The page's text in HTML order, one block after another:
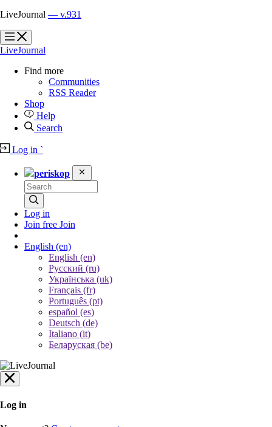
LiveJournal — v.931
?
?
LiveJournal
Find more
Communities
RSS Reader
Shop
Help
Search
Log in `
periskop
Log in
Join free Join
English (en)
English (en)
Русский (ru)
Українська (uk)
Français (fr)
Português (pt)
español (es)
Deutsch (de)
Italiano (it)
Беларуская (be)
Log in